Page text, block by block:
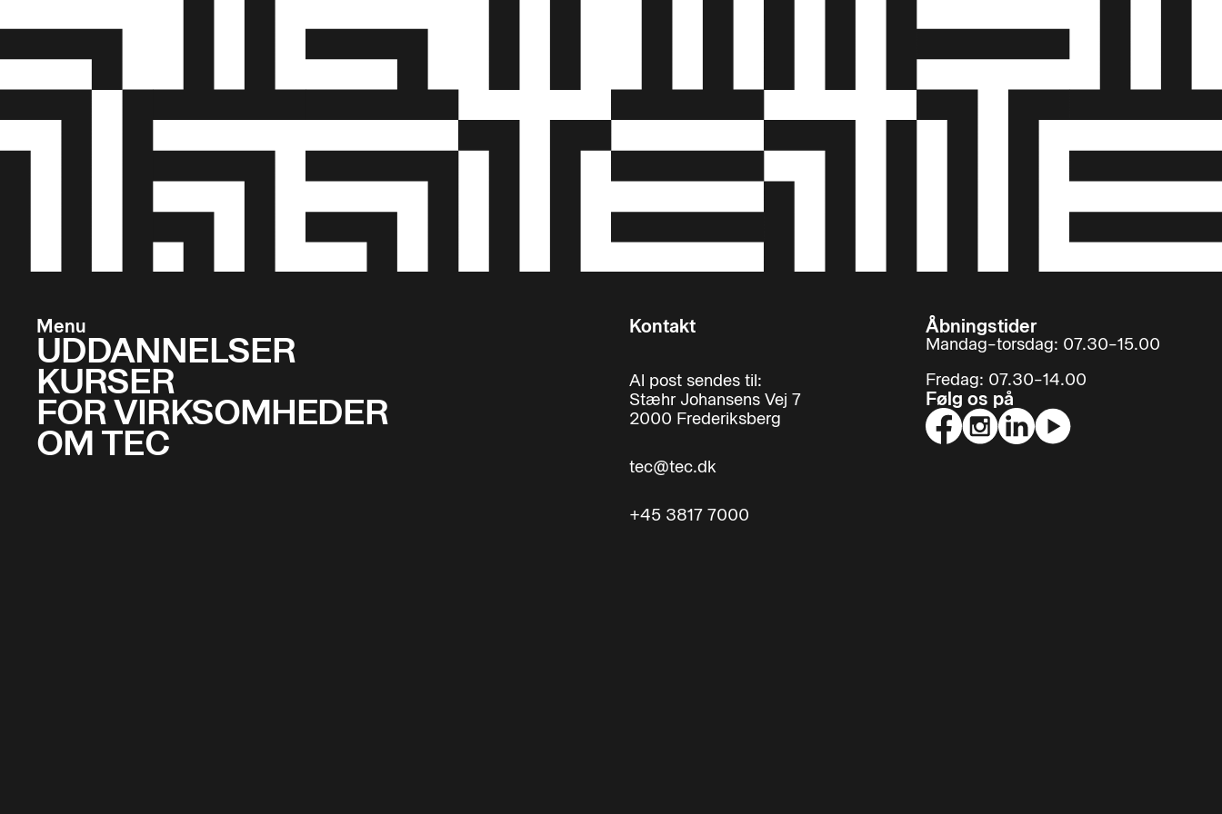
Menu
UDDANNELSER
KURSER
FOR VIRKSOMHEDER
OM TEC
Kontakt
Al post sendes til:
Stæhr Johansens Vej 7
2000 Frederiksberg
tec@tec.dk
+45 3817 7000
Åbningstider
Mandag–torsdag: 07.30–15.00
Fredag: 07.30–14.00
Følg os på